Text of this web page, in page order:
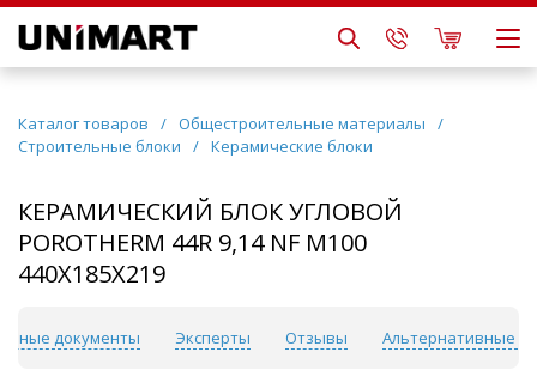
Каталог товаров / Общестроительные материалы
/
Строительные блоки
/ Керамические блоки
КЕРАМИЧЕСКИЙ БЛОК УГЛОВОЙ
POROTHERM 44R 9,14 NF М100
440X185X219
документы Эксперты Отзывы Альтернативные